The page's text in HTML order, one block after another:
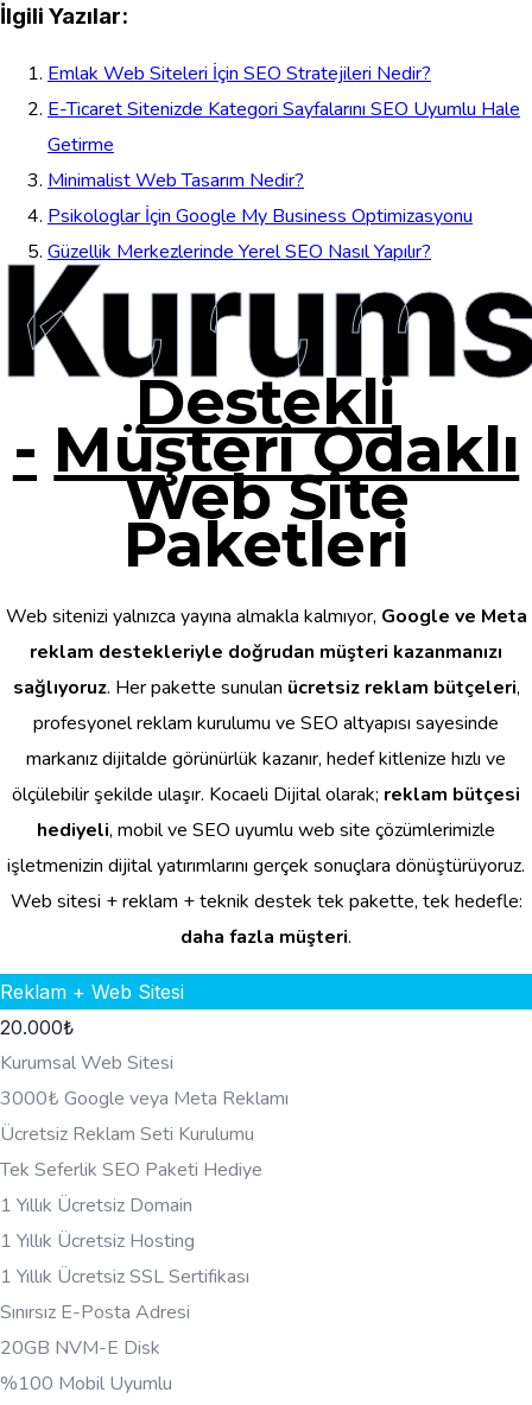
İlgili Yazılar:
Emlak Web Siteleri İçin SEO Stratejileri Nedir?
E-Ticaret Sitenizde Kategori Sayfalarını SEO Uyumlu Hale
Getirme
Minimalist Web Tasarım Nedir?
Psikologlar İçin Google My Business Optimizasyonu
Güzellik Merkezlerinde Yerel SEO Nasıl Yapılır?
Destekli
- Müşteri Odaklı
Web Site
Paketleri
Web sitenizi yalnızca yayına almakla kalmıyor, Google ve Meta
reklam destekleriyle doğrudan müşteri kazanmanızı
sağlıyoruz. Her pakette sunulan ücretsiz reklam bütçeleri,
profesyonel reklam kurulumu ve SEO altyapısı sayesinde
markanız dijitalde görünürlük kazanır, hedef kitlenize hızlı ve
ölçülebilir şekilde ulaşır. Kocaeli Dijital olarak; reklam bütçesi
hediyeli, mobil ve SEO uyumlu web site çözümlerimizle
işletmenizin dijital yatırımlarını gerçek sonuçlara dönüştürüyoruz.
Web sitesi + reklam + teknik destek tek pakette, tek hedefle:
daha fazla müşteri.
Reklam + Web Sitesi
20.000₺
Kurumsal Web Sitesi
3000₺ Google veya Meta Reklamı
Ücretsiz Reklam Seti Kurulumu
Tek Seferlik SEO Paketi Hediye
1 Yıllık Ücretsiz Domain
1 Yıllık Ücretsiz Hosting
1 Yıllık Ücretsiz SSL Sertifikası
Sınırsız E-Posta Adresi
20GB NVM-E Disk
%100 Mobil Uyumlu